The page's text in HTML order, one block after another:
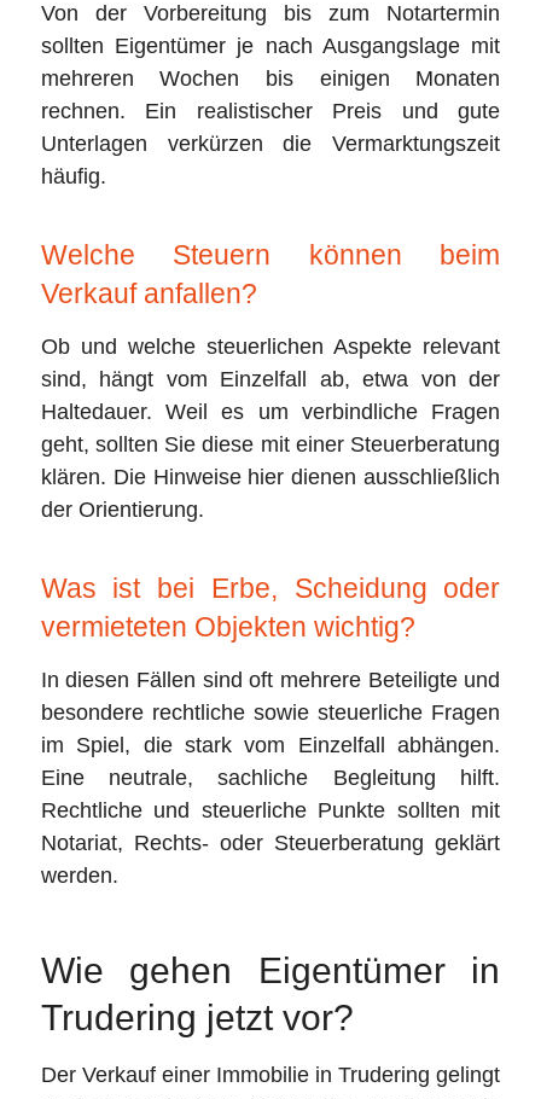
Von der Vorbereitung bis zum Notartermin
sollten Eigentümer je nach Ausgangslage mit
mehreren Wochen bis einigen Monaten
rechnen. Ein realistischer Preis und gute
Unterlagen verkürzen die Vermarktungszeit
häufig.
Welche Steuern können beim
Verkauf anfallen?
Ob und welche steuerlichen Aspekte relevant
sind, hängt vom Einzelfall ab, etwa von der
Haltedauer. Weil es um verbindliche Fragen
geht, sollten Sie diese mit einer Steuerberatung
klären. Die Hinweise hier dienen ausschließlich
der Orientierung.
Was ist bei Erbe, Scheidung oder
vermieteten Objekten wichtig?
In diesen Fällen sind oft mehrere Beteiligte und
besondere rechtliche sowie steuerliche Fragen
im Spiel, die stark vom Einzelfall abhängen.
Eine neutrale, sachliche Begleitung hilft.
Rechtliche und steuerliche Punkte sollten mit
Notariat, Rechts- oder Steuerberatung geklärt
werden.
Wie gehen Eigentümer in
Trudering jetzt vor?
Der Verkauf einer Immobilie in Trudering gelingt